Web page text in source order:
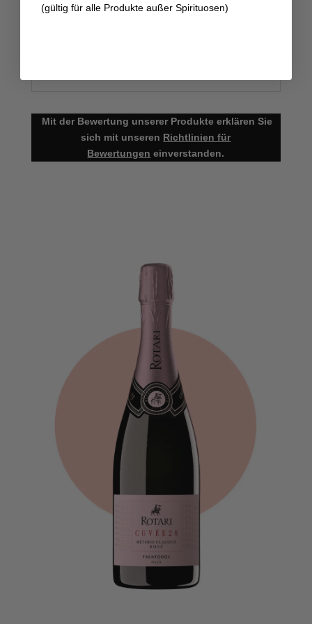
Weißweine aus Württemberg.Feinfruchtig,
Mit der Bewertung unserer Produkte erklären Sie
sich mit unseren Richtlinien für
Bewertungen einverstanden.
(gültig für alle Produkte außer Spirituosen)